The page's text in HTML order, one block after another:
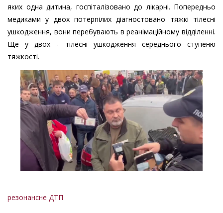
яких одна дитина, госпіталізовано до лікарні. Попередньо
медиками у двох потерпілих діагностовано тяжкі тілесні
ушкодження, вони перебувають в реанімаційному відділенні.
Ще у двох - тілесні ушкодження середнього ступеню
тяжкості.
резонансне ДТП